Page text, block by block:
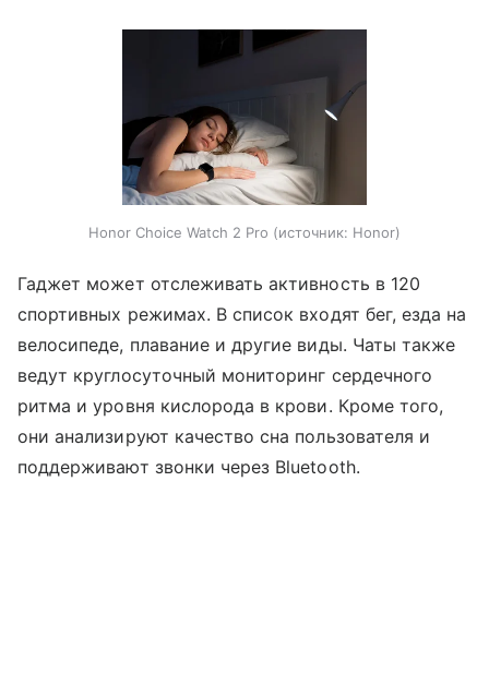
Honor Choice Watch 2 Pro источник: Honor
Гаджет может отслеживать активность в 120
спортивных режимах. В список входят бег, езда на
велосипеде, плавание и другие виды. Чаты также
ведут круглосуточный мониторинг сердечного
ритма и уровня кислорода в крови. Кроме того,
они анализируют качество сна пользователя и
поддерживают звонки через Bluetooth.